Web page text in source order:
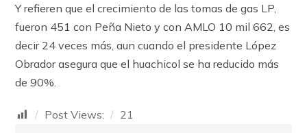
Y refieren que el crecimiento de las tomas de gas LP,
fueron 451 con Peña Nieto y con AMLO 10 mil 662, es
decir 24 veces más, aun cuando el presidente López
Obrador asegura que el huachicol se ha reducido más
de 90%.
Post Views: 21